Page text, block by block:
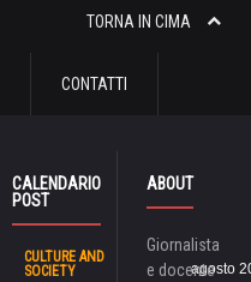
TORNA IN CIMA
CONTATTI
CULTURE AND
SOCIETY
CALENDARIO
POST
agosto
ABOUT
Giornalista
e docente